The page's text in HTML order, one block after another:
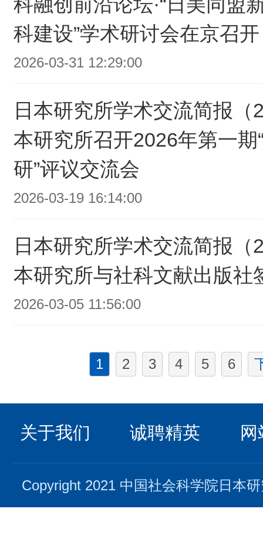
科建设”学术研讨会在京召开
2026-03-31 12:29:00
日本研究所学术交流简报（
本研究所召开2026年第一期
研”评议交流会
2026-03-19 16:14:00
日本研究所学术交流简报（
本研究所与社科文献出版社
2026-03-05 11:56:00
1 2 3 4 5 6
关于我们 诚聘精英
Copyright 2021 中国社会科学院日本